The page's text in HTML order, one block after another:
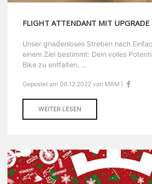
FLIGHT ATTENDANT MIT UPGRADE
Unser gnadenloses Streben nach
einem Ziel bestimmt: Dein volles
Bike zu entfalten. ...
Gepostet am 06.12.2022 von MRM |
WEITER LESEN